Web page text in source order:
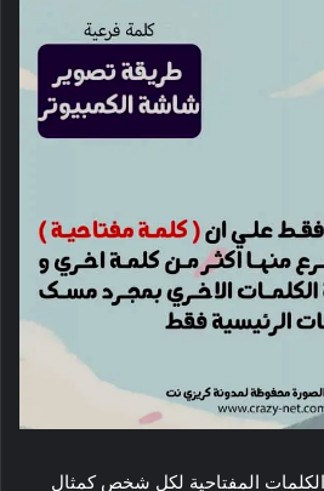
الكلمات المفتاحية لكل شخص كمثال